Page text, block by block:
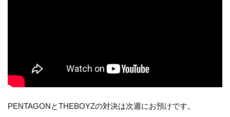
PENTAGONとTHEBOYZの対決は次週にお預けです。